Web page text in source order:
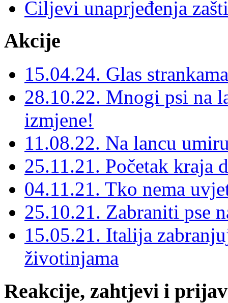
Ciljevi unaprjeđenja
Akcije
15.04.24. Glas
28.10.22. Mnogi psi na
izmjene!
11.08.22. Na lancu
25.11.21. Početak kraja
04.11.21. Tko nema
25.10.21. Zabraniti pse
15.05.21. Italija
životinjama
Reakcije, zahtjevi i